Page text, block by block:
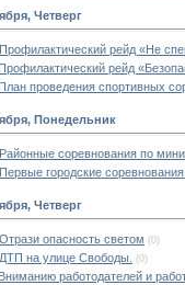
Четверг
Профилактический рейд «Не
Профилактический рейд
План проведения спортивных
Понедельник
Районные соревнования по
Первые городские
Четверг
Отрази опасность светом (0)
ДТП на улице Свободы. (0)
Вниманию работодателей и